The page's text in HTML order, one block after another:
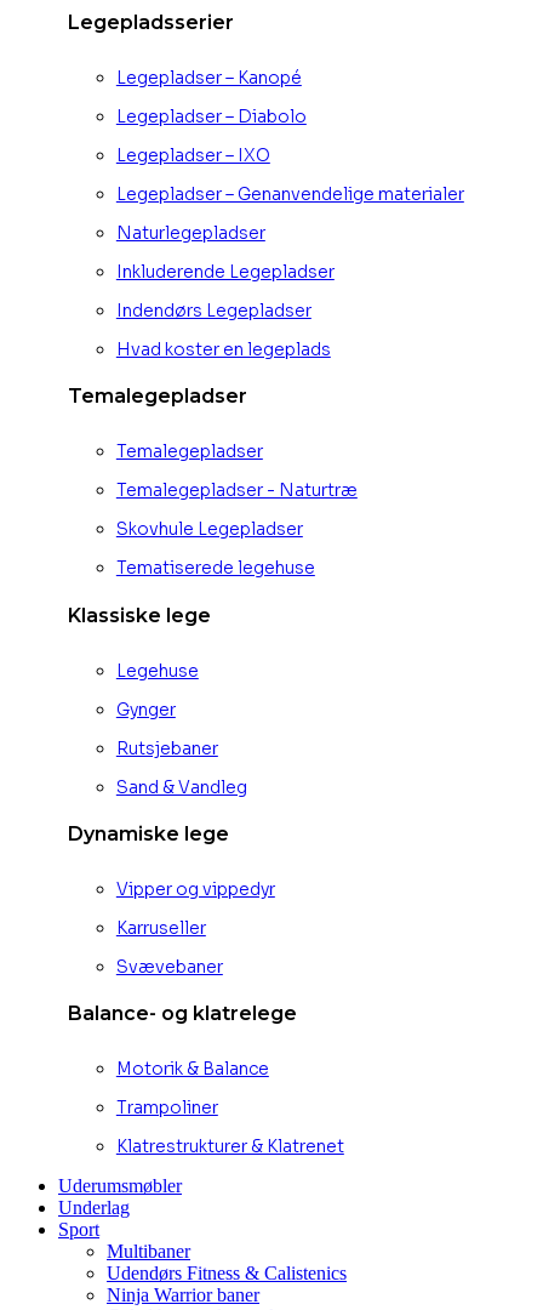
Legepladsserier
Legepladser – Kanopé
Legepladser – Diabolo
Legepladser – IXO
Legepladser – Genanvendelige materialer
Naturlegepladser
Inkluderende Legepladser
Indendørs Legepladser
Hvad koster en legeplads
Temalegepladser
Temalegepladser
Temalegepladser - Naturtræ
Skovhule Legepladser
Tematiserede legehuse
Klassiske lege
Legehuse
Gynger
Rutsjebaner
Sand & Vandleg
Dynamiske lege
Vipper og vippedyr
Karruseller
Svævebaner
Balance- og klatrelege
Motorik & Balance
Trampoliner
Klatrestrukturer & Klatrenet
Uderumsmøbler
Underlag
Sport
Multibaner
Udendørs Fitness & Calistenics
Ninja Warrior baner